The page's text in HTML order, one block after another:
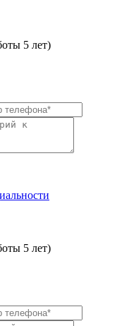
5 лет)
5 лет)